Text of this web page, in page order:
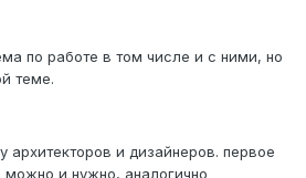
по работе в том числе и с ними, но
теме.
архитекторов и дизайнеров. первое
можно и нужно, аналогично